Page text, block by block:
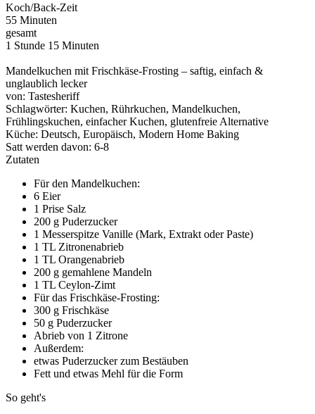
Koch/Back-Zeit
55 Minuten
gesamt
1 Stunde 15 Minuten
Mandelkuchen mit Frischkäse-Frosting – saftig, einfach &
unglaublich lecker
von: Tastesheriff
Schlagwörter: Kuchen, Rührkuchen, Mandelkuchen,
Frühlingskuchen, einfacher Kuchen, glutenfreie Alternative
Küche: Deutsch, Europäisch, Modern Home Baking
Satt werden davon: 6-8
Zutaten
Für den Mandelkuchen:
6 Eier
1 Prise Salz
200 g Puderzucker
1 Messerspitze Vanille (Mark, Extrakt oder Paste)
1 TL Zitronenabrieb
1 TL Orangenabrieb
200 g gemahlene Mandeln
1 TL Ceylon-Zimt
Für das Frischkäse-Frosting:
300 g Frischkäse
50 g Puderzucker
Abrieb von 1 Zitrone
Außerdem:
etwas Puderzucker zum Bestäuben
Fett und etwas Mehl für die Form
So geht's